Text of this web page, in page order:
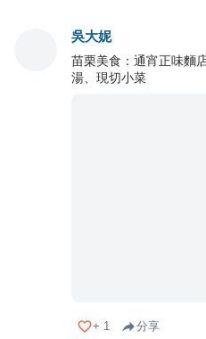
吳大妮
苗栗美食：通宵正味麵
湯、現切小菜
+ 1 分享